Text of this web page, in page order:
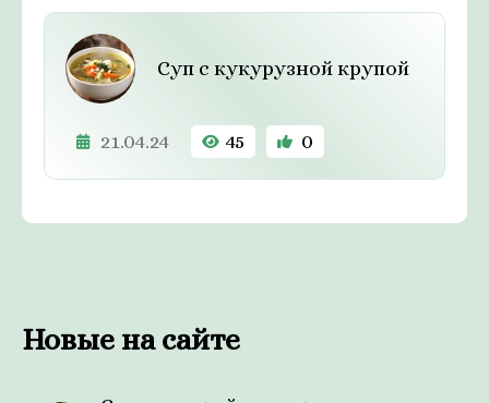
Суп с кукурузной крупой
21.04.24 45 0
Новые на сайте